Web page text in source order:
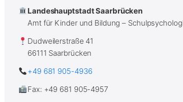
Landeshauptstadt Saarbrücken
Amt für Kinder und Bildung –
Dudweilerstraße 41
66111 Saarbrücken
+49 681 905-4936
Fax: +49 681 905-4957